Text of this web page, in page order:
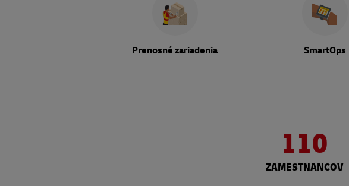
Prenosné zariadenia SmartOps
110
ZAMESTNANCOV